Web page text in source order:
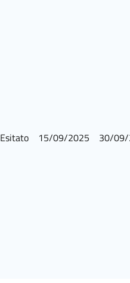
Esitato 15/09/2025 30/